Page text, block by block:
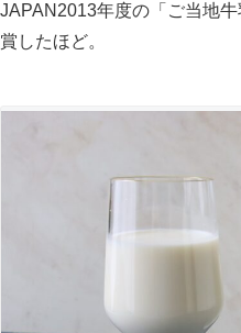
JAPAN2013年度の「ご当地
賞したほど。